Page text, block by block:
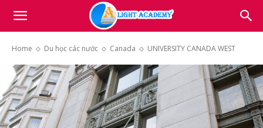
Light
Academy
Home Du học các nước Canada UNIVERSITY CANADA WEST